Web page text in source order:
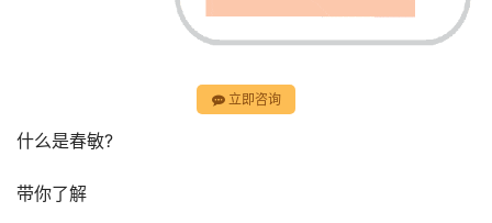
立即咨询
什么是春敏?
带你了解